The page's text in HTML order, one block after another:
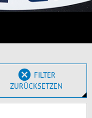
FILTER
ZURÜCKSETZEN